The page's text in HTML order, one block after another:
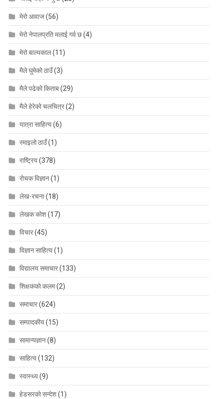
मेरो आवाज(56)
मेरो नेपालप्रति मलाई गर्व छ(4)
मेरो बाल्यकाल(11)
मैले घुमेको ठाउँ(3)
मैले पढेको किताब(29)
मैले हेरेको चलचित्र(2)
यात्रा साहित्य(6)
रमाइलो ठाउँ(1)
राष्ट्रिय(378)
रोचक विज्ञान(1)
लेख-रचना(18)
लेखक कोश(17)
विचार(45)
विज्ञान साहित्य(1)
विद्यालय समाचार(133)
शिक्षककाे कलम(2)
समाचार(624)
सम्पादकीय(15)
सामान्यज्ञान(8)
साहित्य(132)
स्वास्थ्य(9)
हेडसरकाे सन्देश(1)